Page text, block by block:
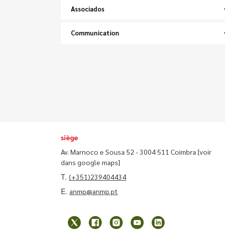
Associados
Communication
siège
Av. Marnoco e Sousa 52 - 3004 511 Coimbra [voir
dans google maps]
T. (+351)239404434
E. anmp@anmp.pt